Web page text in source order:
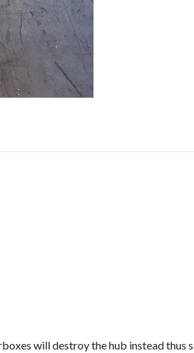
will destroy the hub instead thus